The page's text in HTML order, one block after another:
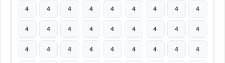
4 4 4 4 4 4 4 4 4
4 4 4 4 4 4 4 4 4
4 4 4 4 4 4 4 4 4